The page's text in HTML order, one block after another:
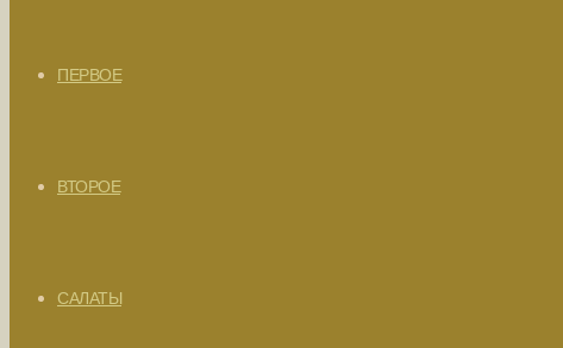
ПЕРВОЕ
ВТОРОЕ
САЛАТЫ